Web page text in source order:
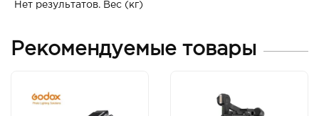
Нет результатов. Вес (кг)
Рекомендуемые товары